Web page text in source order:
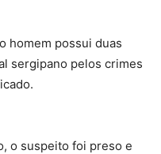
homem possui duas
sergipano pelos crimes
o suspeito foi preso e